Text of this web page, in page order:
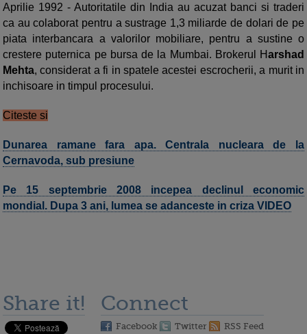
Aprilie 1992 - Autoritatile din India au acuzat banci si traderi
ca au colaborat pentru a sustrage 1,3 miliarde de dolari de pe
piata interbancara a valorilor mobiliare, pentru a sustine o
crestere puternica pe bursa de la Mumbai. Brokerul Harshad
Mehta, considerat a fi in spatele acestei escrocherii, a murit in
inchisoare in timpul procesului.
Citeste si
Dunarea ramane fara apa. Centrala nucleara de la
Cernavoda, sub presiune
Pe 15 septembrie 2008 incepea declinul economic
mondial. Dupa 3 ani, lumea se adanceste in criza VIDEO
Share it! Connect
Facebook Twitter RSS Feed